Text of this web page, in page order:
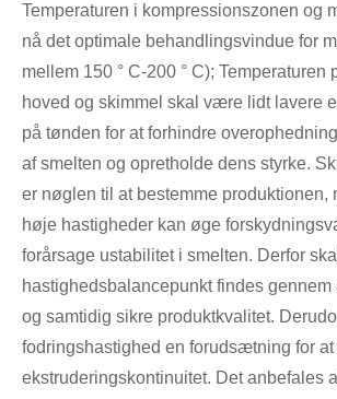
Temperaturen i kompressionszonen og
nå det optimale behandlingsvindue for
mellem 150 ° C-200 ° C); Temperaturen
hoved og skimmel skal være lidt lavere
på tønden for at forhindre
af smelten og opretholde dens styrke.
er nøglen til at bestemme produktionen,
høje hastigheder kan øge
forårsage ustabilitet i smelten. Derfor
hastighedsbalancepunkt findes gennem
og samtidig sikre produktkvalitet.
fodringshastighed en forudsætning for at
ekstruderingskontinuitet. Det anbefales